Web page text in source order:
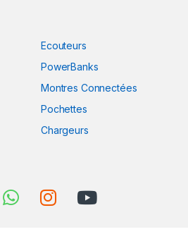
Ecouteurs
PowerBanks
Montres Connectées
Pochettes
Chargeurs